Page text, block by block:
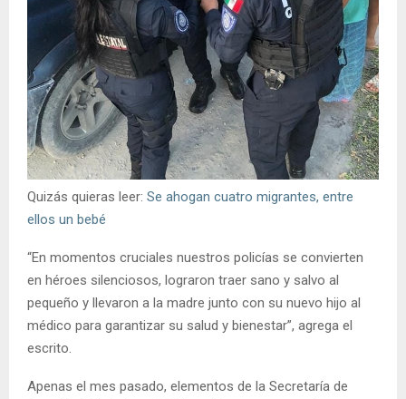
Quizás quieras leer: Se ahogan cuatro migrantes, entre
ellos un bebé
“En momentos cruciales nuestros policías se convierten
en héroes silenciosos, lograron traer sano y salvo al
pequeño y llevaron a la madre junto con su nuevo hijo al
médico para garantizar su salud y bienestar”, agrega el
escrito.
Apenas el mes pasado, elementos de la Secretaría de